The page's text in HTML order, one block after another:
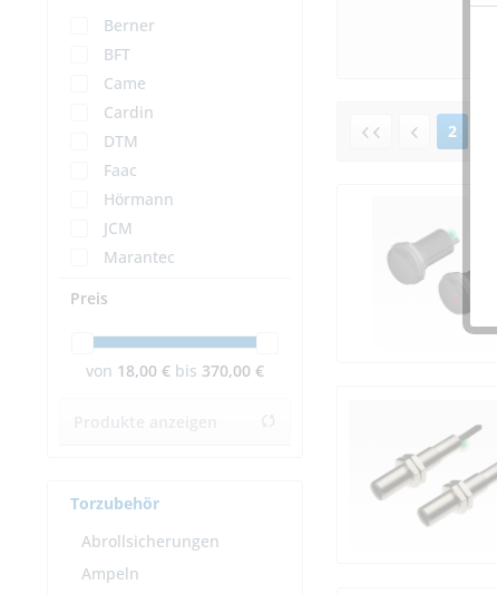
Berner
BFT
Came
Cardin
DTM
Faac
Hörmann
JCM
Marantec
Witt
WTS
Preis
von 18,00 € bis 370,00 €
Torzubehör
Abrollsicherungen
Ampeln
2